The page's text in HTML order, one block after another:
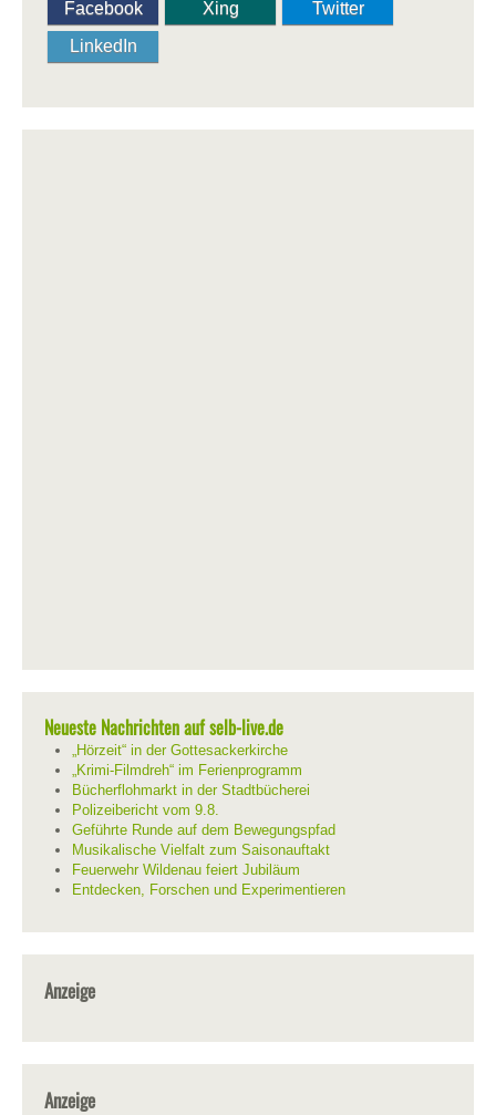
Facebook Xing
Twitter
LinkedIn
Neueste Nachrichten auf selb-live.de
„Hörzeit“ in der Gottesackerkirche
„Krimi-Filmdreh“ im Ferienprogramm
Bücherflohmarkt in der Stadtbücherei
Polizeibericht vom 9.8.
Geführte Runde auf dem Bewegungspfad
Musikalische Vielfalt zum Saisonauftakt
Feuerwehr Wildenau feiert Jubiläum
Entdecken, Forschen und Experimentieren
Anzeige
Anzeige